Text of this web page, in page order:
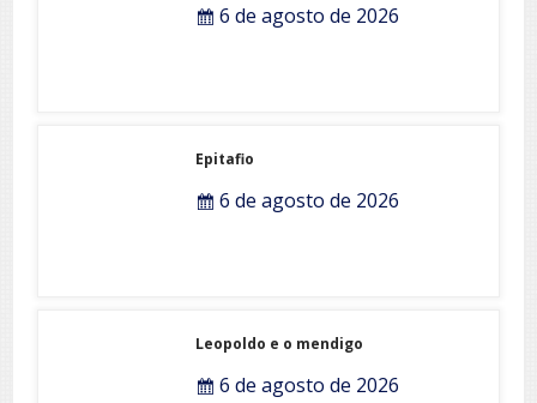
6 de agosto de 2026
Epitafio
6 de agosto de 2026
Leopoldo e o mendigo
6 de agosto de 2026